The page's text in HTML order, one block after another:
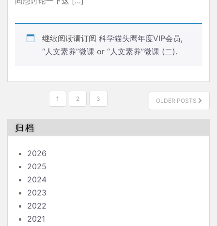
继续阅读请订阅 科学猫头鹰年度VIP会员,
“人文素养”微课 or “人文素养”微课 (二).
分
页
1 2 3 OLDER POSTS
归档
2026
2025
2024
2023
2022
2021